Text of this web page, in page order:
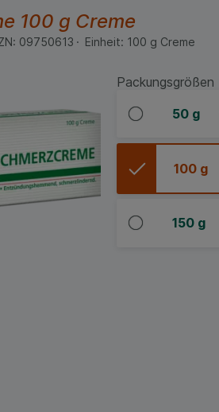
100 g Creme
09750613 Einheit: 100 g Creme
Packungsgrößen
50 g
100 g
150 g